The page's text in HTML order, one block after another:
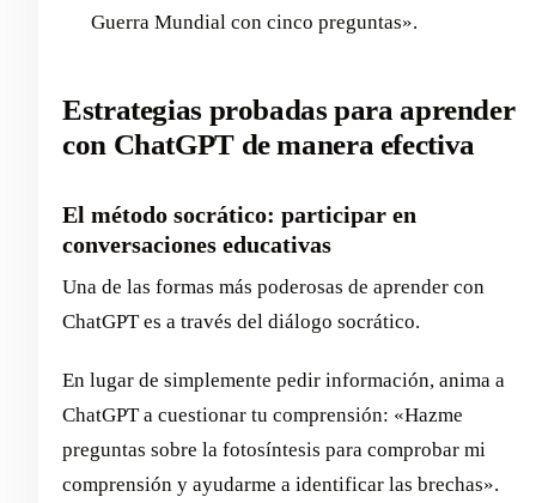
Guerra Mundial con cinco preguntas».
Estrategias probadas para aprender
con ChatGPT de manera efectiva
El método socrático: participar en
conversaciones educativas
Una de las formas más poderosas de aprender con
ChatGPT es a través del diálogo socrático.
En lugar de simplemente pedir información, anima a
ChatGPT a cuestionar tu comprensión: «Hazme
preguntas sobre la fotosíntesis para comprobar mi
comprensión y ayudarme a identificar las brechas».